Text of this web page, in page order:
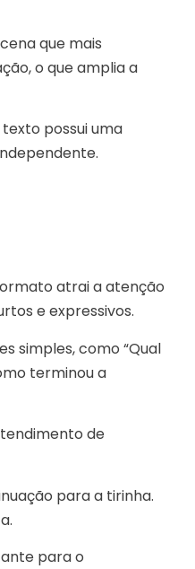
que mais
o que amplia a
possui uma
atrai a atenção
e expressivos.
simples, como “Qual
terminou a
de
para a tirinha.
para o